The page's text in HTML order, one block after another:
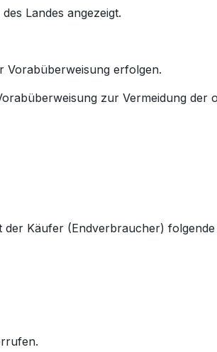
Landes angezeigt.
Vorabüberweisung erfolgen.
zur Vermeidung der
Käufer (Endverbraucher) folgende